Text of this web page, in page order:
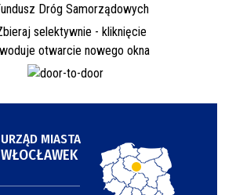
URZĄD MIASTA
WŁOCŁAWEK